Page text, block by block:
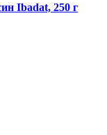
Ibadat, 250 г